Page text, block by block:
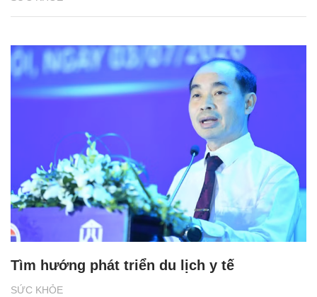
SỨC KHỎE
Tìm hướng phát triển du lịch y tế